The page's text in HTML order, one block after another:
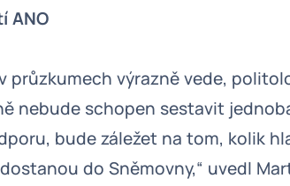
ANO
průzkumech výrazně vede,
nebude schopen sestavit
bude záležet na tom, kolik
do Sněmovny,“ uvedl